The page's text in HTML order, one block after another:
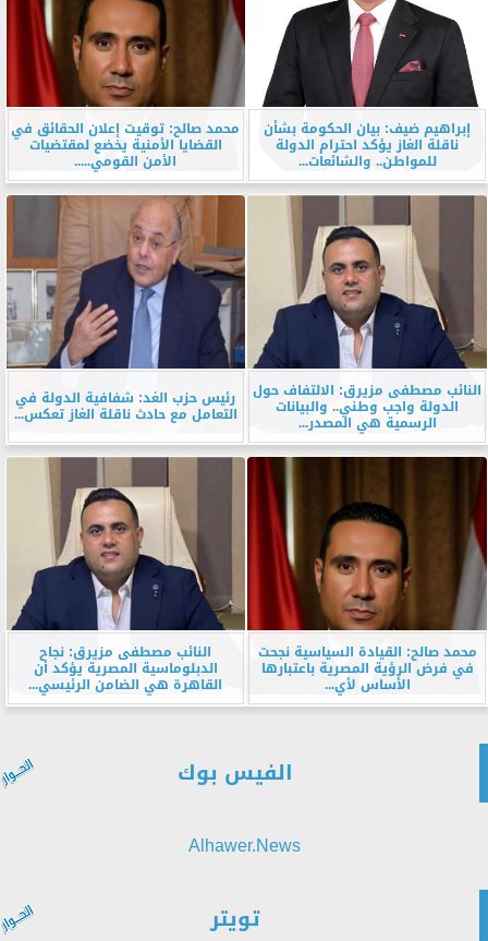
إبراهيم ضيف: بيان الحكومة بشأن
ناقلة الغاز يؤكد احترام الدولة
للمواطن.. والشائعات...
محمد صالح: توقيت إعلان الحقائق في
القضايا الأمنية يخضع لمقتضيات
الأمن القومي.....
النائب مصطفى مزيرق: الالتفاف حول
الدولة واجب وطني.. والبيانات
الرسمية هي المصدر...
رئيس حزب الغد: شفافية الدولة في
التعامل مع حادث ناقلة الغاز تعكس...
محمد صالح: القيادة السياسية نجحت
في فرض الرؤية المصرية باعتبارها
الأساس لأي...
النائب مصطفى مزيرق: نجاح
الدبلوماسية المصرية يؤكد أن
القاهرة هي الضامن الرئيسي...
الفيس بوك
Alhawer.News
تويتر